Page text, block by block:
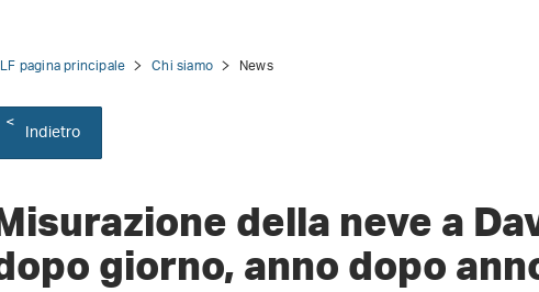
pagina principale Chi siamo News
Indietro
della neve a
giorno, anno dopo